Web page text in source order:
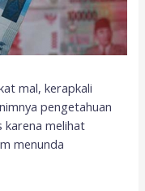
mal, kerapkali
pengetahuan
karena melihat
menunda